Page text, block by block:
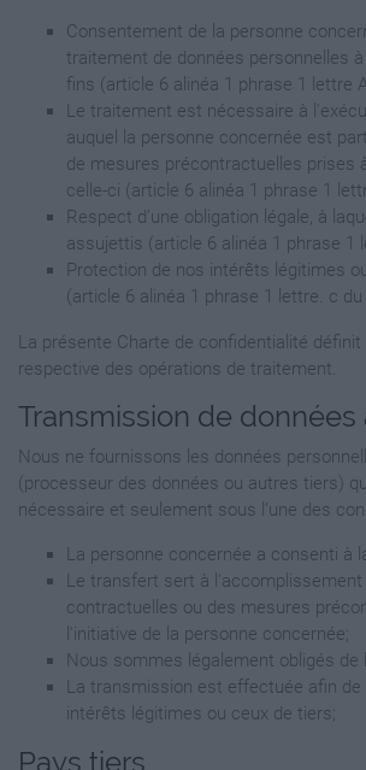
Consentement de la personne
traitement de données personnelles
fins (article 6 alinéa 1 phrase 1 lettre
Le traitement est nécessaire à
auquel la personne concernée est
de mesures précontractuelles prises
celle-ci (article 6 alinéa 1 phrase 1
Respect d’une obligation légale, à
assujettis (article 6 alinéa 1 phrase 1
Protection de nos intérêts légitimes
(article 6 alinéa 1 phrase 1 lettre. c du
La présente Charte de confidentialité
respective des opérations de traitement.
Transmission de données
Nous ne fournissons les données
(processeur des données ou autres tiers)
nécessaire et seulement sous l’une des
La personne concernée a consenti à
Le transfert sert à
contractuelles ou des mesures
l'initiative de la personne concernée;
Nous sommes légalement obligés
La transmission est effectuée afin
intérêts légitimes ou ceux de tiers;
Pays tiers